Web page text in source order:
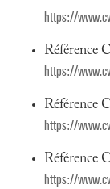
https://
Référence
https://
Référence
https://
Référence
https://